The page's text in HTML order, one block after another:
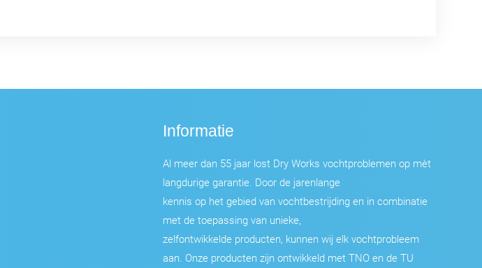
Informatie
Al meer dan 55 jaar lost Dry Works vochtproblemen op mèt
langdurige garantie. Door de jarenlange
kennis op het gebied van vochtbestrijding en in combinatie
met de toepassing van unieke,
zelfontwikkelde producten, kunnen wij elk vochtprobleem
aan. Onze producten zijn ontwikkeld met TNO en de TU